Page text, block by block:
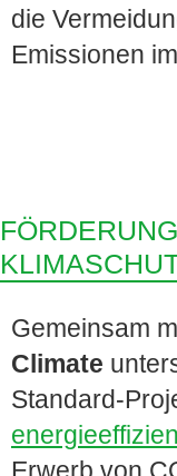
die
Emissionen
Gemeinsam
Climate
Standard-